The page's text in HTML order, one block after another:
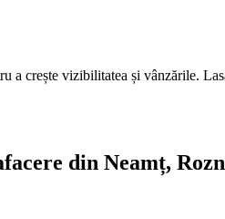
a crește vizibilitatea și vânzările.
din Neamț,